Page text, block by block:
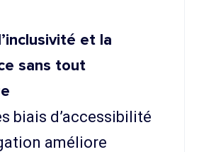
et la
sans tout
biais d’accessibilité
améliore